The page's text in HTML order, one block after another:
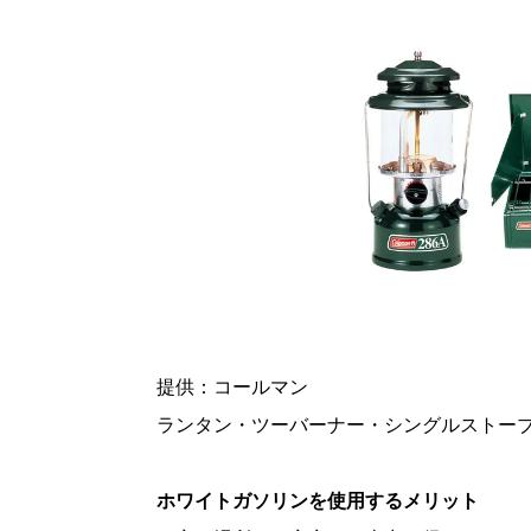
提供：コールマン
ランタン・ツーバーナー・シングルストー
ホワイトガソリンを使用するメリット